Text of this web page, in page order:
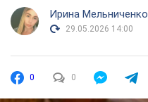
Ирина Мельниченко
29.05.2026 14:00
0 0